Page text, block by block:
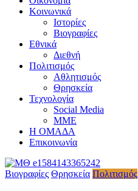
Κοινωνικά
Ιστορίες
Βιογραφίες
Εθνικά
Διεθνή
Πολιτισμός
Αθλητισμός
Θρησκεία
Τεχνολογία
Social Media
ΜΜΕ
Η ΟΜΑΔΑ
Επικοινωνία
Βιογραφίες Θρησκεία Πολιτισμός